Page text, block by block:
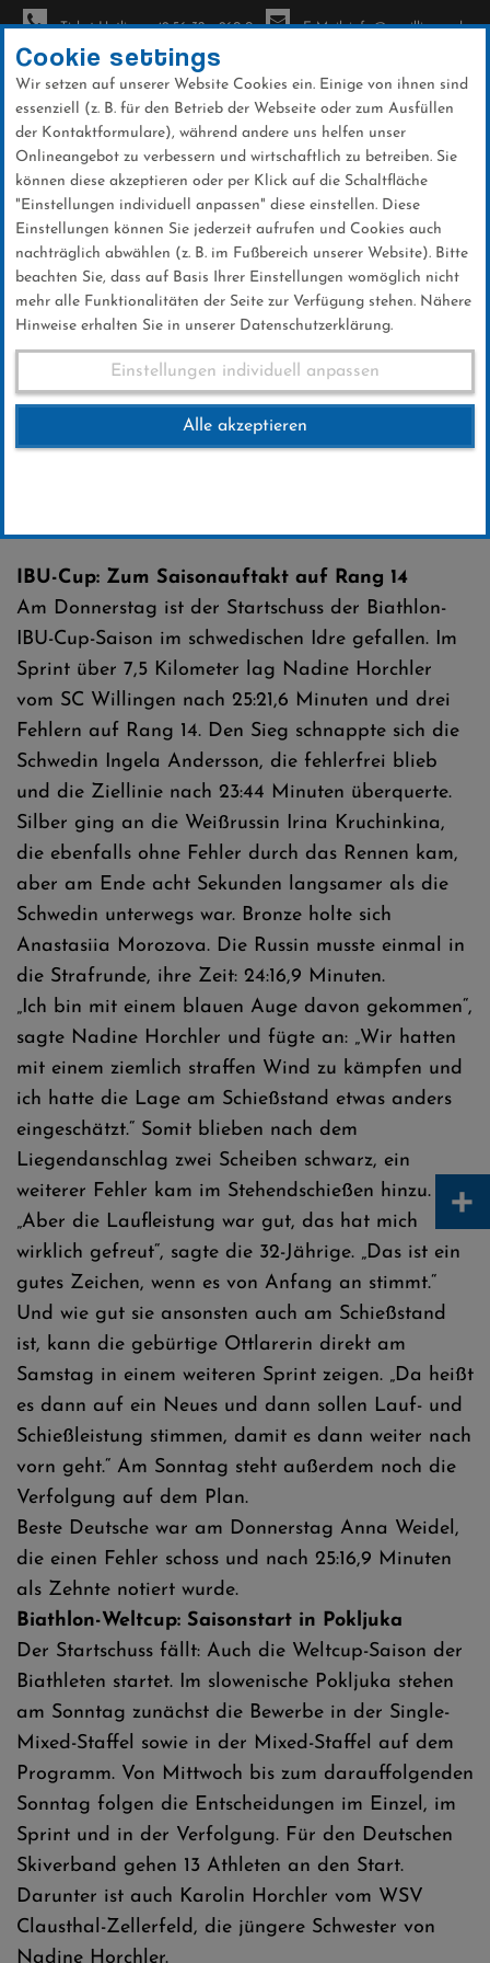
Direkt
zum
Inhalt
Ticket-Hotline: +49 56 32 - 960-0 E-Mail: info@sc-willingen.de
News
Club-News 29.11.2018
29 .November 2018
IBU-Cup: Zum Saisonauftakt auf Rang 14
Am Donnerstag ist der Startschuss der Biathlon-
IBU-Cup-Saison im schwedischen Idre gefallen. Im
Sprint über 7,5 Kilometer lag Nadine Horchler
vom SC Willingen nach 25:21,6 Minuten und drei
Fehlern auf Rang 14. Den Sieg schnappte sich die
Schwedin Ingela Andersson, die fehlerfrei blieb
und die Ziellinie nach 23:44 Minuten überquerte.
Silber ging an die Weißrussin Irina Kruchinkina,
die ebenfalls ohne Fehler durch das Rennen kam,
aber am Ende acht Sekunden langsamer als die
Schwedin unterwegs war. Bronze holte sich
Anastasiia Morozova. Die Russin musste einmal in
die Strafrunde, ihre Zeit: 24:16,9 Minuten.
„Ich bin mit einem blauen Auge davon gekommen“,
sagte Nadine Horchler und fügte an: „Wir hatten
mit einem ziemlich straffen Wind zu kämpfen und
ich hatte die Lage am Schießstand etwas anders
eingeschätzt.“ Somit blieben nach dem
Liegendanschlag zwei Scheiben schwarz, ein
weiterer Fehler kam im Stehendschießen hinzu.
„Aber die Laufleistung war gut, das hat mich
wirklich gefreut“, sagte die 32-Jährige. „Das ist ein
gutes Zeichen, wenn es von Anfang an stimmt.“
Und wie gut sie ansonsten auch am Schießstand
ist, kann die gebürtige Ottlarerin direkt am
Samstag in einem weiteren Sprint zeigen. „Da heißt
es dann auf ein Neues und dann sollen Lauf- und
Schießleistung stimmen, damit es dann weiter nach
vorn geht.“ Am Sonntag steht außerdem noch die
Verfolgung auf dem Plan.
Beste Deutsche war am Donnerstag Anna Weidel,
die einen Fehler schoss und nach 25:16,9 Minuten
als Zehnte notiert wurde.
Biathlon-Weltcup: Saisonstart in Pokljuka
Der Startschuss fällt: Auch die Weltcup-Saison der
Biathleten startet. Im slowenische Pokljuka stehen
am Sonntag zunächst die Bewerbe in der Single-
Mixed-Staffel sowie in der Mixed-Staffel auf dem
Programm. Von Mittwoch bis zum darauffolgenden
Sonntag folgen die Entscheidungen im Einzel, im
Sprint und in der Verfolgung. Für den Deutschen
Skiverband gehen 13 Athleten an den Start.
Darunter ist auch Karolin Horchler vom WSV
Clausthal-Zellerfeld, die jüngere Schwester von
Nadine Horchler.
Cookie settings
Wir setzen auf unserer Website Cookies ein. Einige von ihnen sind
essenziell (z. B. für den Betrieb der Webseite oder zum Ausfüllen
der Kontaktformulare), während andere uns helfen unser
Onlineangebot zu verbessern und wirtschaftlich zu betreiben. Sie
können diese akzeptieren oder per Klick auf die Schaltfläche
"Einstellungen individuell anpassen" diese einstellen. Diese
Einstellungen können Sie jederzeit aufrufen und Cookies auch
nachträglich abwählen (z. B. im Fußbereich unserer Website). Bitte
beachten Sie, dass auf Basis Ihrer Einstellungen womöglich nicht
mehr alle Funktionalitäten der Seite zur Verfügung stehen. Nähere
Hinweise erhalten Sie in unserer Datenschutzerklärung.
Einstellungen individuell anpassen
Alle akzeptieren
+